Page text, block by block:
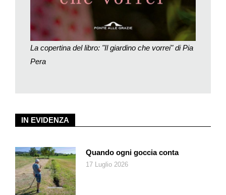
La seconda domanda alla quale dobbiamo rispondere è
quando: d’inverno avremo esigenza di sole, d’estate d’ombra.
Meglio quindi prevedere spazi adeguati rispetto alle stagioni,
piantando per esempio piante con foglie spesse, larghe, di
colore verde carico, per adombrare il nostro dondolo o la
manutenzione sarà più difficile, ma con gli accorgimenti di Pia
Pera costruiremo un angolo di paradiso per noi e per animali e
Secondo la scrittrice, un giardino senza orto è monco:
piantiamo, quindi, senza remora alcuna insalate, pomodori,
piante di zucchine e peperoni. Non solo ci delizieremo il palato
con prodotti biologici, ma capiremo che forse il legame fra
IN EVIDENZA
Quando ogni goccia conta
17 Luglio 2026
La copertina del libro: "Il giardino che vorrei" di Pia
Pera